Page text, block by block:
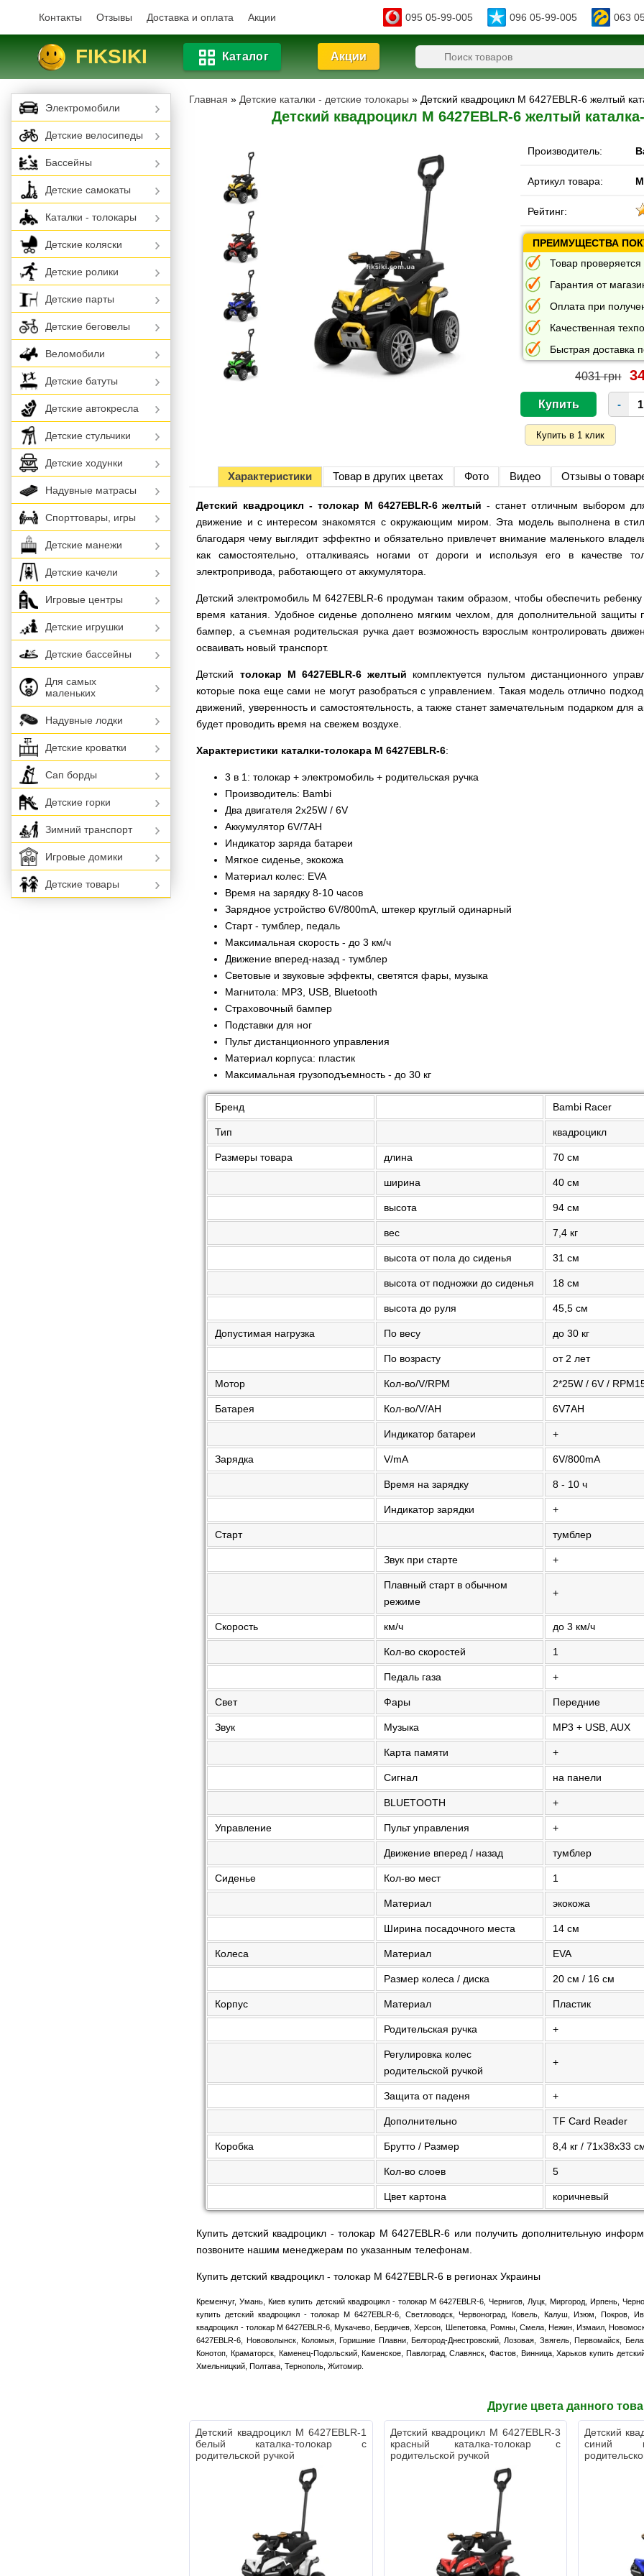
Контакты Отзывы Доставка и оплата Акции 095 05-99-005 096 05-99-005 063
FIKSIKI Каталог Акции
Главная » Детские каталки - детские толокары » Детский квадроцикл M 6427EBLR-6 желтый
Детский квадроцикл M 6427EBLR-6 желтый
Производитель:
Артикул товара:
Рейтинг:
ПРЕИМУЩЕСТВА
Товар
Гарантия от
Оплата при
Качественная
Быстрая доставка
4031 грн
-
Характеристики Товар в других цветах Фото Видео Отзывы о
Детский квадроцикл - толокар M 6427EBLR-6 желтый - станет отличным выбором
движение и с интересом знакомятся с окружающим миром. Эта модель выполнена в
благодаря чему выглядит эффектно и обязательно привлечет внимание маленького
как самостоятельно, отталкиваясь ногами от дороги и используя его в качестве
электропривода, работающего от аккумулятора.
Детский электромобиль M 6427EBLR-6 продуман таким образом, чтобы обеспечить
время катания. Удобное сиденье дополнено мягким чехлом, для дополнительной защиты
бампер, а съемная родительская ручка дает возможность взрослым контролировать
осваивать новый транспорт.
Детский толокар M 6427EBLR-6 желтый комплектуется пультом дистанционного
которые пока еще сами не могут разобраться с управлением. Такая модель отлично
движений, уверенность и самостоятельность, а также станет замечательным подарком
будет проводить время на свежем воздухе.
Характеристики каталки-толокара M 6427EBLR-6:
3 в 1: толокар + электромобиль + родительская ручка
Производитель: Bambi
Два двигателя 2х25W / 6V
Аккумулятор 6V/7AH
Индикатор заряда батареи
Мягкое сиденье, экокожа
Материал колес: EVA
Время на зарядку 8-10 часов
Зарядное устройство 6V/800mA, штекер круглый одинарный
Старт - тумблер, педаль
Максимальная скорость - до 3 км/ч
Движение вперед-назад - тумблер
Световые и звуковые эффекты, светятся фары, музыка
Магнитола: MP3, USB, Bluetooth
Страховочный бампер
Подставки для ног
Пульт дистанционного управления
Материал корпуса: пластик
Максимальная грузоподъемность - до 30 кг
Бренд Bambi Racer
Тип квадроцикл
Размеры товара длина 70 см
ширина 40 см
высота 94 см
вес 7,4 кг
высота от пола до сиденья 31 см
высота от подножки до сиденья 18 см
высота до руля 45,5 см
Допустимая нагрузка По весу до 30 кг
По возрасту от 2 лет
Мотор Кол-во/V/RPM 2*25W / 6V /
Батарея Кол-во/V/AH 6V7AH
Индикатор батареи +
Зарядка V/mA 6V/800mA
Время на зарядку 8 - 10 ч
Индикатор зарядки +
Старт тумблер
Звук при старте +
Плавный старт в обычном
режиме
+
Скорость км/ч до 3 км/ч
Кол-во скоростей 1
Педаль газа +
Свет Фары Передние
Звук Музыка MP3 + USB, AUX
Карта памяти +
Сигнал на панели
BLUETOOTH +
Управление Пульт управления +
Движение вперед / назад тумблер
Сиденье Кол-во мест 1
Материал экокожа
Ширина посадочного места 14 см
Колеса Материал EVA
Размер колеса / диска 20 см / 16 см
Корпус Материал Пластик
Родительская ручка +
Регулировка колес
родительской ручкой
+
Защита от паденя +
Дополнительно TF Card Reader
Коробка Брутто / Размер 8,4 кг / 71х38х33
Кол-во слоев 5
Цвет картона коричневый
Купить детский квадроцикл - толокар M 6427EBLR-6 или получить дополнительную
позвоните нашим менеджерам по указанным телефонам.
Купить детский квадроцикл - толокар M 6427EBLR-6 в регионах Украины
Кременчуг, Умань, Киев купить детский квадроцикл - толокар M 6427EBLR-6, Чернигов, Луцк, Миргород, Ирпень,
купить детский квадроцикл - толокар M 6427EBLR-6, Светловодск, Червоноград, Ковель, Калуш, Изюм, Покров,
квадроцикл - толокар M 6427EBLR-6, Мукачево, Бердичев, Херсон, Шепетовка, Ромны, Смела, Нежин, Измаил,
6427EBLR-6, Нововолынск, Коломыя, Горишние Плавни, Белгород-Днестровский, Лозовая, Звягель, Первомайск,
Конотоп, Краматорск, Каменец-Подольский, Каменское, Павлоград, Славянск, Фастов, Винница, Харьков купить
Хмельницкий, Полтава, Тернополь, Житомир.
Другие цвета данного
Детский квадроцикл M 6427EBLR-1
белый каталка-толокар с
родительской ручкой
Детский квадроцикл M 6427EBLR-3
красный каталка-толокар с
родительской ручкой
Детский
синий
Электромобили
Детские велосипеды
Бассейны
Детские самокаты
Каталки - толокары
Детские коляски
Детские ролики
Детские парты
Детские беговелы
Веломобили
Детские батуты
Детские автокресла
Детские стульчики
Детские ходунки
Надувные матрасы
Спорттовары, игры
Детские манежи
Детские качели
Игровые центры
Детские игрушки
Детские бассейны
Для самых
маленьких
Надувные лодки
Детские кроватки
Сап борды
Детские горки
Зимний транспорт
Игровые домики
Детские товары